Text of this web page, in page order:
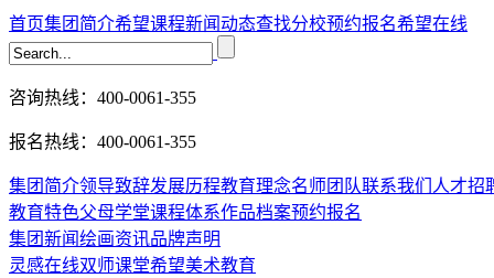
首页集团简介希望课程新闻动态查找分校预约报名希望在线
咨询热线：400-0061-355
报名热线：400-0061-355
集团简介领导致辞发展历程教育理念名师团队联系我们 人才招
教育特色父母学堂课程体系作品档案预约报名
集团新闻绘画资讯品牌声明
灵感在线双师课堂希望美术教育